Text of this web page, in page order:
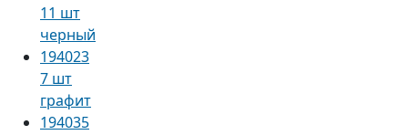
11 шт
черный
194023
7 шт
графит
194035